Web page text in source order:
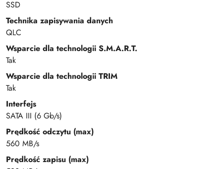
SSD
Technika zapisywania danych
QLC
Wsparcie dla technologii S.M.A.R.T.
Tak
Wsparcie dla technologii TRIM
Tak
Interfejs
SATA III (6 Gb/s)
Prędkość odczytu (max)
560 MB/s
Prędkość zapisu (max)